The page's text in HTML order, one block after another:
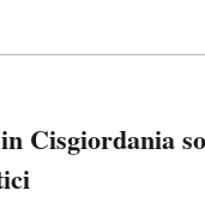
Cisgiordania